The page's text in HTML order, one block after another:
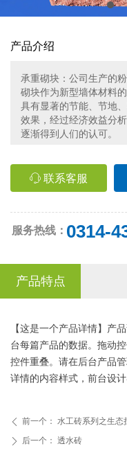
产品特点
【这是一个产品详情】产
台每篇产品的数据。拖动
控件重叠。请在后台产品
详情的内容样式，前台设计
ꄲ 后一个： 透水砖
ꄴ 前一个： 水工砖系列之生态
承重砌块：公司生产的
砌块作为新型墙体材料
具有显著的节能、节地
效果，经过经济效益分
逐渐得到人们的认可。
ꁱ 联系客服
产品介绍
服务热线： 0314-